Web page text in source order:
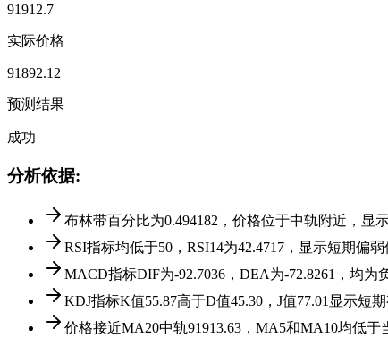
91912.7
实际价格
91892.12
预测结果
成功
分析依据:
布林带百分比为0.494182，价格位于中轨附近，显
RSI指标均低于50，RSI14为42.4717，显示短期偏
MACD指标DIF为-92.7036，DEA为-72.8261，均
KDJ指标K值55.87高于D值45.30，J值77.01显示短
价格接近MA20中轨91913.63，MA5和MA10均低